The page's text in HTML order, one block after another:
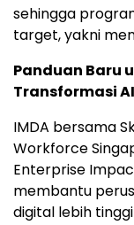
sehingga
target, yakni
Panduan Baru
Transformasi AI
IMDA bersama
Workforce
Enterprise
membantu
digital lebih